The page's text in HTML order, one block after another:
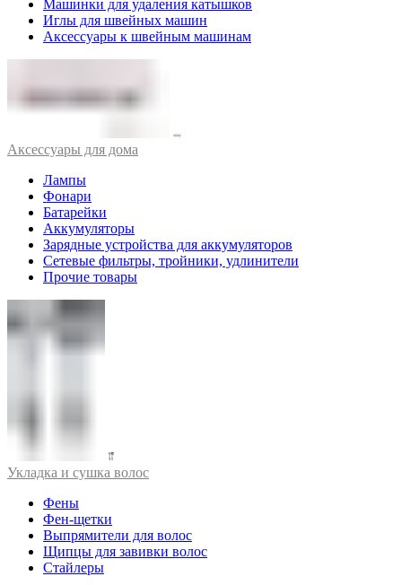
Машинки для удаления катышков
Иглы для швейных машин
Аксессуары к швейным машинам
Аксессуары для дома
Лампы
Фонари
Батарейки
Аккумуляторы
Зарядные устройства для аккумуляторов
Сетевые фильтры, тройники, удлинители
Прочие товары
Укладка и сушка волос
Фены
Фен-щетки
Выпрямители для волос
Щипцы для завивки волос
Стайлеры